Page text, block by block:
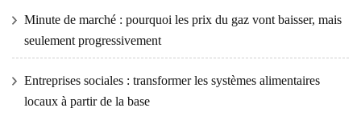
Minute de marché : pourquoi les prix du gaz vont baisser, mais
seulement progressivement
Entreprises sociales : transformer les systèmes alimentaires
locaux à partir de la base